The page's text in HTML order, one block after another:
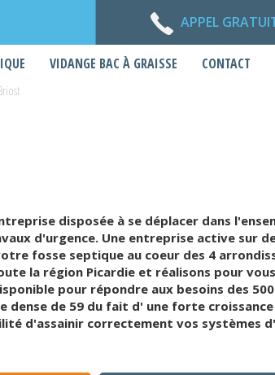
APPEL
VIDANGE BAC À GRAISSE CONTACT
disposée à se déplacer dans
d'urgence. Une entreprise active sur
fosse septique au coeur des 4
la région Picardie et réalisons pour
pour répondre aux besoins des
dense de 59 du fait d' une forte
d'assainir correctement vos systèmes